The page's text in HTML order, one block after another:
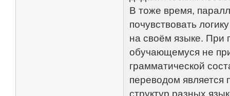
В тоже время,
почувствовать
на своём языке. При
обучающемуся не
грамматической
переводом является